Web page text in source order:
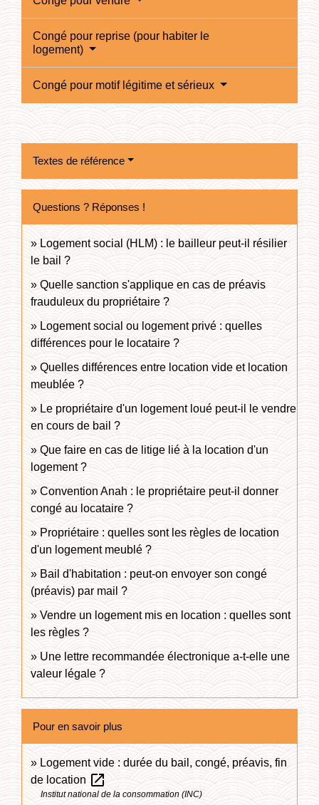
Congé pour reprise (pour habiter le
logement)
Congé pour motif légitime et sérieux
Textes de référence
Questions ? Réponses !
Logement social (HLM) : le bailleur peut-il résilier
le bail ?
Quelle sanction s'applique en cas de préavis
frauduleux du propriétaire ?
Logement social ou logement privé : quelles
différences pour le locataire ?
Quelles différences entre location vide et location
meublée ?
Le propriétaire d'un logement loué peut-il le vendre
en cours de bail ?
Que faire en cas de litige lié à la location d'un
logement ?
Convention Anah : le propriétaire peut-il donner
congé au locataire ?
Propriétaire : quelles sont les règles de location
d'un logement meublé ?
Bail d'habitation : peut-on envoyer son congé
(préavis) par mail ?
Vendre un logement mis en location : quelles sont
les règles ?
Une lettre recommandée électronique a-t-elle une
valeur légale ?
Pour en savoir plus
Logement vide : durée du bail, congé, préavis, fin
de location open_in_new
Institut national de la consommation (INC)